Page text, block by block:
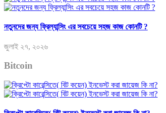
নতুনদের জন্য ফ্রিল্যান্সিং এর সবচেয়ে সহজ কাজ কোনটি ?
জুলাই ২৭, ২০২৬
Bitcoin